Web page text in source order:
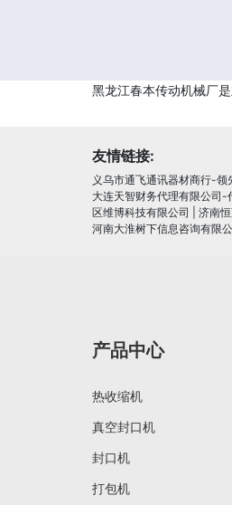
黑龙江春本传动机械厂
友情链接:
义乌市通飞通讯器材商行-领
大连天智财务代理有限公司
区维博科技有限公司
济南
河南大淮树下信息咨询有限
产品中心
热收缩机
真空封口机
封口机
打包机